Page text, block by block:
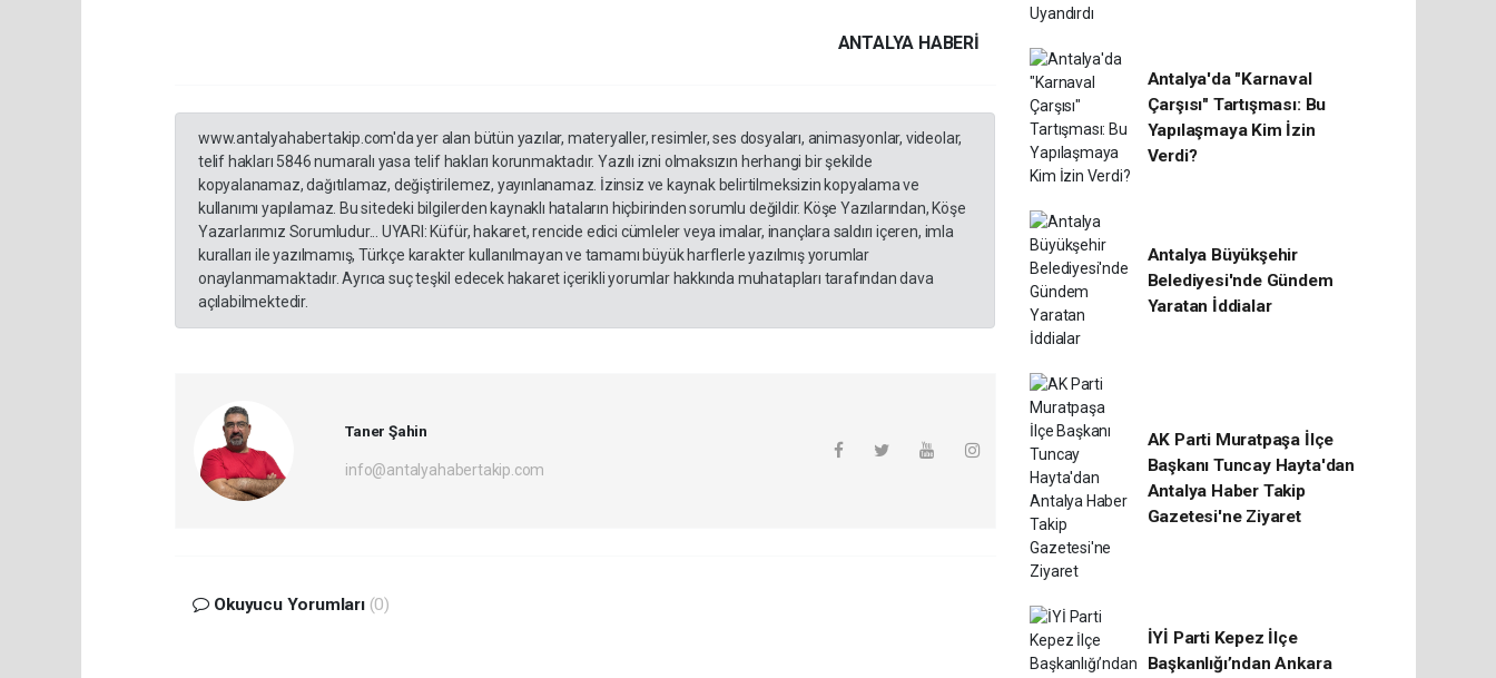
ANTALYA HABERİ
www.antalyahabertakip.com'da yer alan bütün yazılar, materyaller, resimler, ses dosyaları, animasyonlar, videolar,
telif hakları 5846 numaralı yasa telif hakları korunmaktadır. Yazılı izni olmaksızın herhangi bir şekilde
kopyalanamaz, dağıtılamaz, değiştirilemez, yayınlanamaz. İzinsiz ve kaynak belirtilmeksizin kopyalama ve
kullanımı yapılamaz. Bu sitedeki bilgilerden kaynaklı hataların hiçbirinden sorumlu değildir. Köşe Yazılarından, Köşe
Yazarlarımız Sorumludur... UYARI: Küfür, hakaret, rencide edici cümleler veya imalar, inançlara saldırı içeren, imla
kuralları ile yazılmamış, Türkçe karakter kullanılmayan ve tamamı büyük harflerle yazılmış yorumlar
onaylanmamaktadır. Ayrıca suç teşkil edecek hakaret içerikli yorumlar hakkında muhatapları tarafından dava
açılabilmektedir.
Taner Şahin
info@antalyahabertakip.com
Okuyucu Yorumları (0)
Antalya'da "Karnaval
Çarşısı" Tartışması: Bu
Yapılaşmaya Kim İzin
Verdi?
Antalya Büyükşehir
Belediyesi'nde Gündem
Yaratan İddialar
AK Parti Muratpaşa İlçe
Başkanı Tuncay Hayta'dan
Antalya Haber Takip
Gazetesi'ne Ziyaret
İYİ Parti Kepez İlçe
Başkanlığı’ndan Ankara